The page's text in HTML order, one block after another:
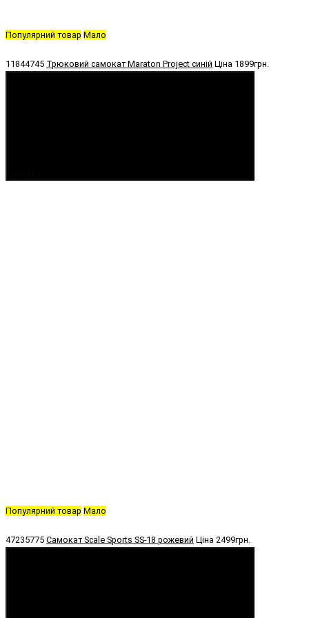
Популярний товар Мало
11844745 Трюковий самокат Maraton Project синій Ціна 1899грн.
Популярний товар Мало
47235775 Самокат Scale Sports SS-18 рожевий Ціна 2499грн.